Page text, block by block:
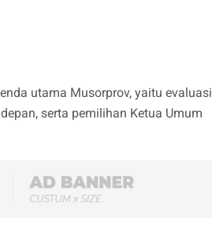
utama Musorprov, yaitu evaluasi
serta pemilihan Ketua Umum